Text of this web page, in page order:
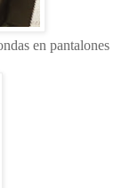
en pantalones